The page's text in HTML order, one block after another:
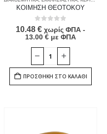
ΚΟΙΜΗΣΗ ΘΕΟΤΟΚΟΥ
0out of 5
10.48 € χωρίς ΦΠΑ -
13.00 € με ΦΠΑ
ΠΡΟΣΘΉΚΗ ΣΤΟ ΚΑΛΆΘΙ